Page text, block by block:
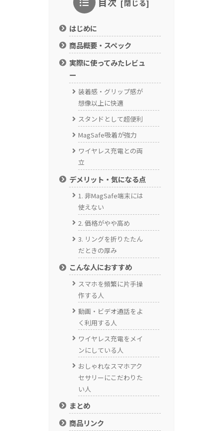
はじめに
商品概要・スペック
実際に使ってみたレビュ
ー
装着感・グリップ感が
想像以上に快適
スタンドとして超便利
MagSafe吸着が強力
ワイヤレス充電との両
立
デメリット・気になる点
1. 非MagSafe端末には
使えない
2. 価格がやや高め
3. リングを折りたたん
だときの厚み
こんな人におすすめ
スマホを頻繁に片手操
作する人
動画・ビデオ通話をよ
く利用する人
ワイヤレス充電をメイ
ンにしている人
おしゃれなスマホアク
セサリーにこだわりた
い人
まとめ
商品リンク